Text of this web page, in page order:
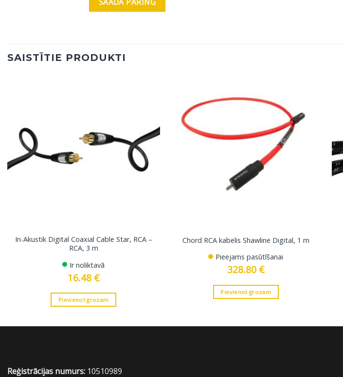
SAISTĪTIE PRODUKTI
In-Akustik Digital Coaxial Cable Star, RCA –
RCA, 3 m
Ir noliktavā
16.48 €
Pievienot grozam
Chord RCA kabelis Shawline Digital, 1 m
Pieejams pasūtīšanai
328.80 €
Pievienot grozam
Reģistrācijas numurs: 10510989